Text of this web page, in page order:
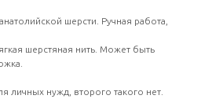
шерсти. Ручная работа,
шерстяная нить. Может быть
личных нужд, второго такого нет.